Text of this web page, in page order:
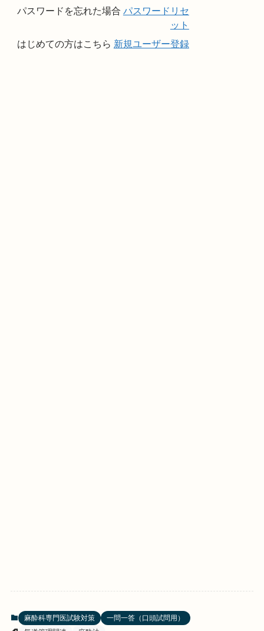
パスワードを忘れた場合 パスワードリセ
ット
はじめての方はこちら 新規ユーザー登録
麻酔科専門医試験対策
一問一答（口頭試問用）